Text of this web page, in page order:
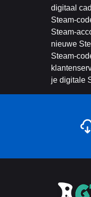
digitaal
Steam-
Steam-
nieuwe
Steam-
je digitale